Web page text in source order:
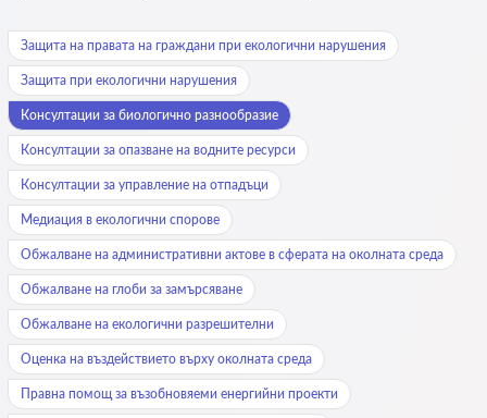
Защита на правата на граждани при екологични нарушения
Защита при екологични нарушения
Консултации за биологично разнообразие
Консултации за опазване на водните ресурси
Консултации за управление на отпадъци
Медиация в екологични спорове
Обжалване на административни актове в сферата на околната среда
Обжалване на глоби за замърсяване
Обжалване на екологични разрешителни
Оценка на въздействието върху околната среда
Правна помощ за възобновяеми енергийни проекти